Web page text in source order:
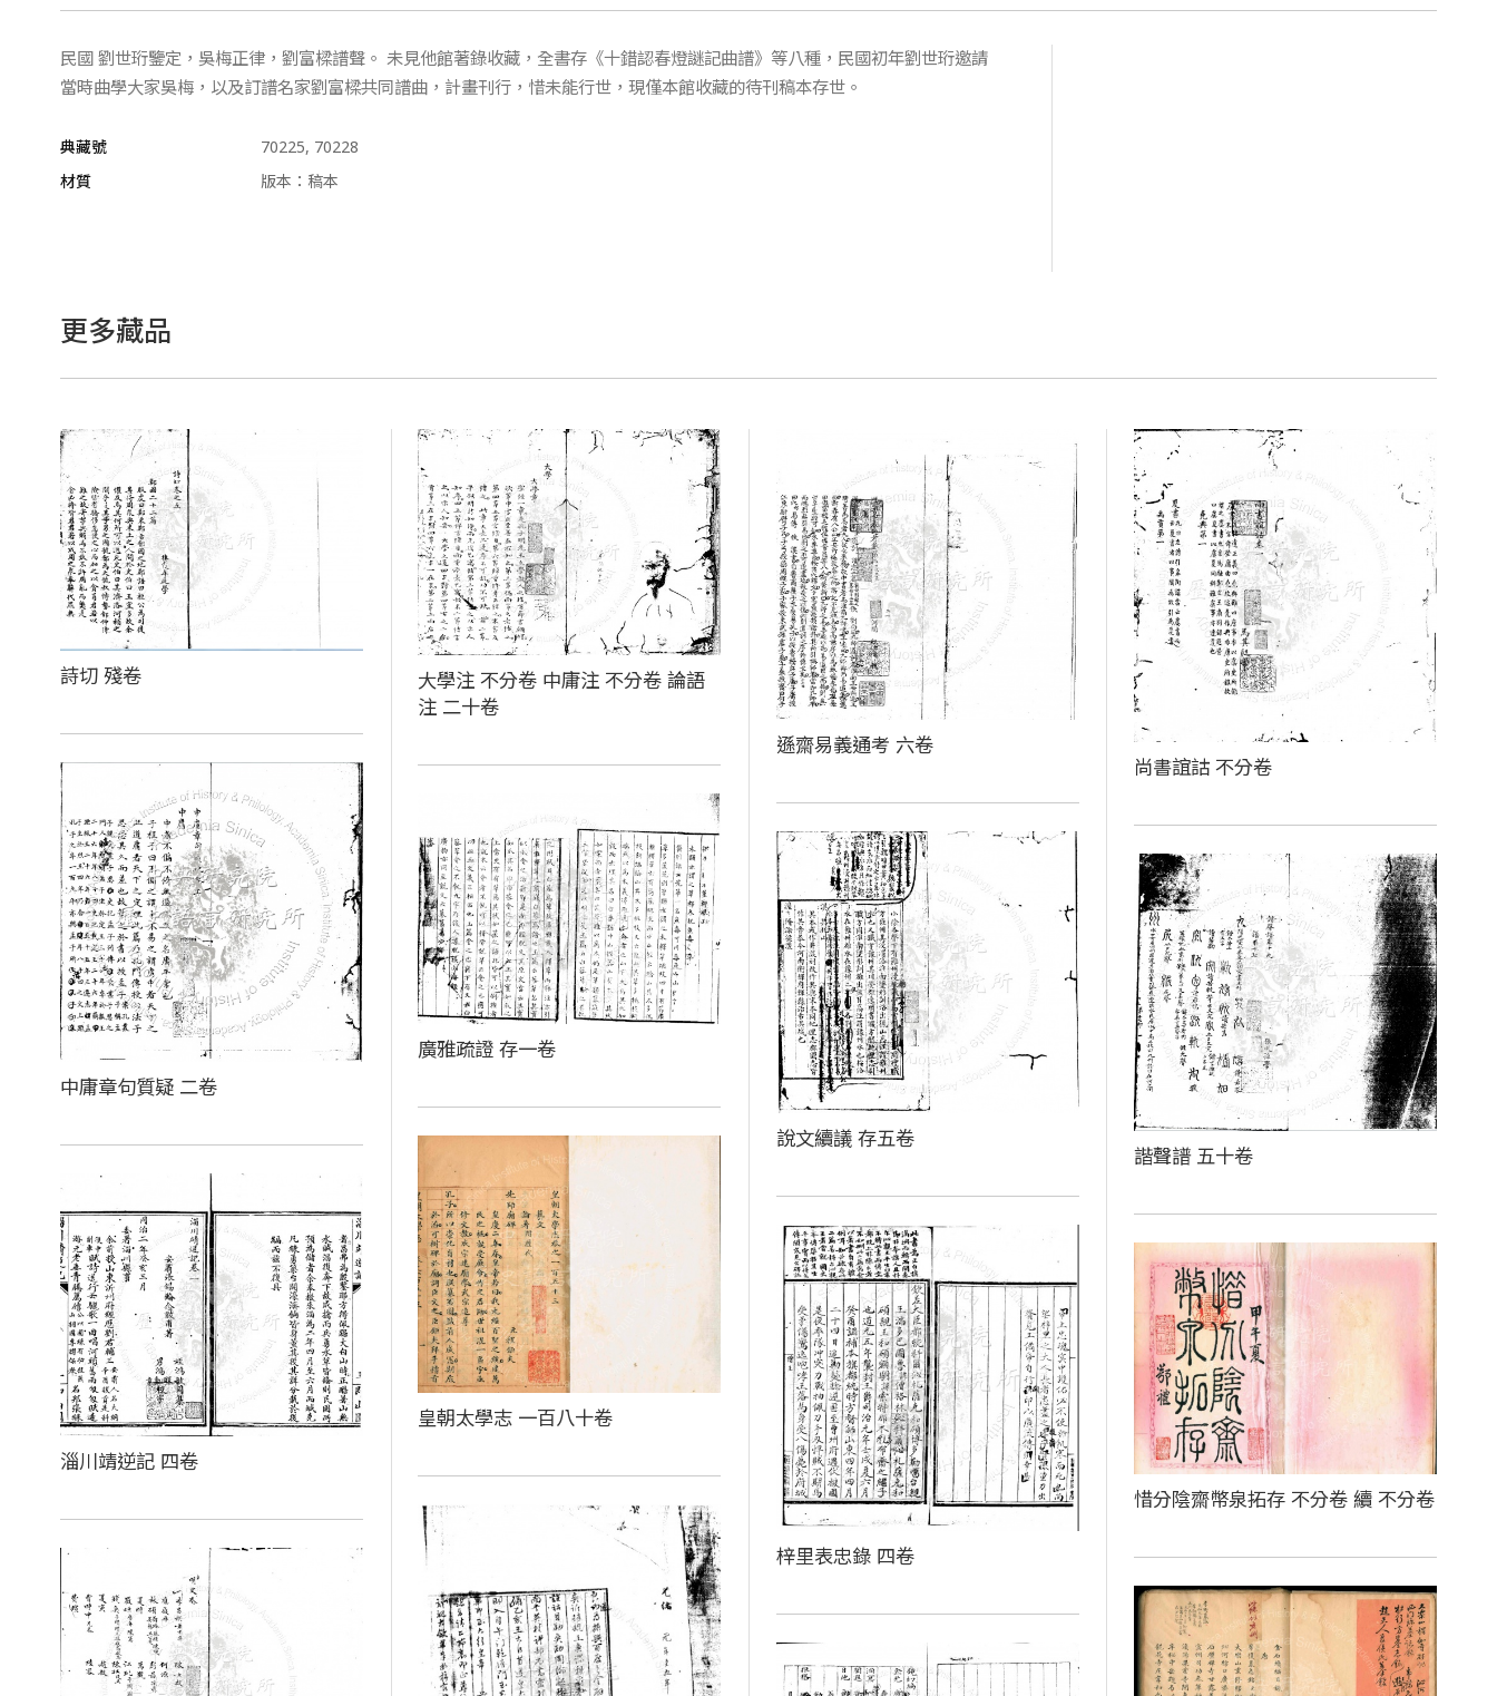
民國 劉世珩鑒定，吳梅正律，劉富樑譜聲。 未見他館著錄收藏，全書存《十錯認春燈謎記曲譜》等八種，民國初年劉世珩邀請
當時曲學大家吳梅，以及訂譜名家劉富樑共同譜曲，計畫刊行，惜未能行世，現僅本館收藏的待刊稿本存世。
典藏號
70225, 70228
材質
版本：稿本
更多藏品
詩切 殘卷
大學注 不分卷 中庸注 不分卷 論語
注 二十卷
遜齋易義通考 六卷
尚書誼詁 不分卷
中庸章句質疑 二卷
廣雅疏證 存一卷
說文續議 存五卷
諧聲譜 五十卷
皇朝太學志 一百八十卷
淄川靖逆記 四卷
梓里表忠錄 四卷
惜分陰齋幣泉拓存 不分卷 續 不分卷